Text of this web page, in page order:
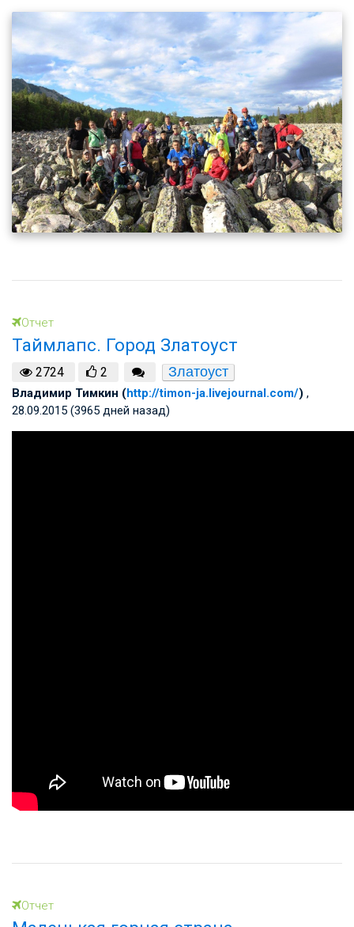
Отчет
Таймлапс. Город Златоуст
2724 2 Златоуст
Владимир Тимкин (http://timon-ja.livejournal.com/) ,
28.09.2015 (3965 дней назад)
Отчет